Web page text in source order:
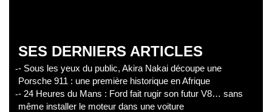
SES DERNIERS ARTICLES
- Sous les yeux du public, Akira Nakai découpe une
Porsche 911 : une première historique en Afrique
- 24 Heures du Mans : Ford fait rugir son futur V8… sans
même installer le moteur dans une voiture